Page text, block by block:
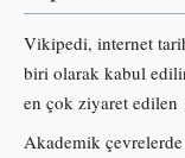
Vikipedi, internet
biri olarak kabul
en çok ziyaret edilen
Akademik